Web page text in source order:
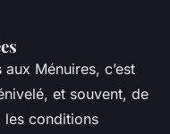
Ménuires, c’est
et souvent, de
les conditions